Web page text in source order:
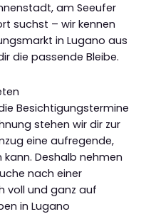
am Seeufer
suchst – wir kennen
in Lugano aus
die passende Bleibe.
Besichtigungstermine
stehen wir dir zur
eine aufregende,
Deshalb nehmen
nach einer
voll und ganz auf
in Lugano